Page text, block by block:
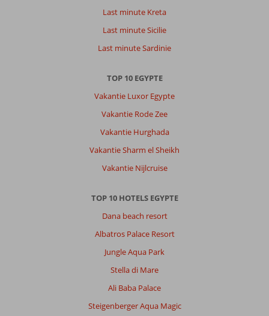
Last minute Kreta
Last minute Sicilie
Last minute Sardinie
TOP 10 EGYPTE
Vakantie Luxor Egypte
Vakantie Rode Zee
Vakantie Hurghada
Vakantie Sharm el Sheikh
Vakantie Nijlcruise
TOP 10 HOTELS EGYPTE
Dana beach resort
Albatros Palace Resort
Jungle Aqua Park
Stella di Mare
Ali Baba Palace
Steigenberger Aqua Magic